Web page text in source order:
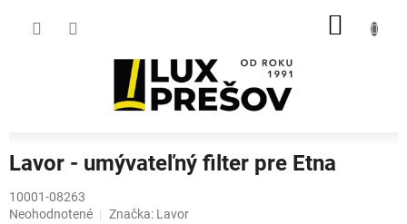
Lavor - umývateľný filter pre Etna
10001-08263
Priemerné
Neohodnotené Značka: Lavor